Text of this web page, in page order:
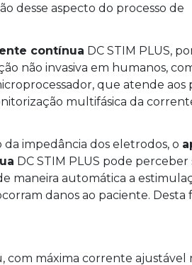
desse aspecto do processo de
contínua DC STIM PLUS,
não invasiva em humanos,
que atende aos
multifásica da
impedância dos eletrodos, o
DC STIM PLUS pode perceber
maneira automática a
danos ao paciente. Desta